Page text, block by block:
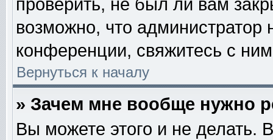
проверить, не был ли вам
возможно, что
конференции, свяжитесь с
Вернуться к началу
» Зачем мне вообще нужно
Вы можете этого и не делать.